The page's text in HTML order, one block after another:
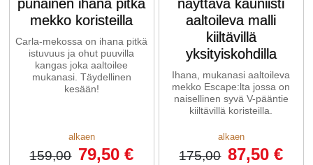
punainen ihana pitkä
mekko koristeilla
Carla-mekossa on ihana pitkä
istuvuus ja ohut puuvilla
kangas joka aaltoilee
mukanasi. Täydellinen
kesään!
alkaen
159,00 79,50 €
näyttävä kauniisti
aaltoileva malli
kiiltävillä
yksityiskohdilla
Ihana, mukanasi aaltoileva
mekko Escape:lta jossa on
naisellinen syvä V-pääntie
kiiltävillä koristeilla.
alkaen
175,00 87,50 €